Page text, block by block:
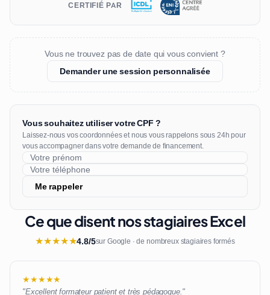
CERTIFIÉ PAR
Vous ne trouvez pas de date qui vous convient ?
Demander une session personnalisée
Vous souhaitez utiliser votre CPF ?
Laissez-nous vos coordonnées et nous vous rappelons sous 24h pour
vous accompagner dans votre demande de financement.
Me rappeler
Ce que disent nos stagiaires Excel
★★★★★4.8/5sur Google · de nombreux stagiaires formés
★★★★★
"Excellent formateur patient et très pédagogue."